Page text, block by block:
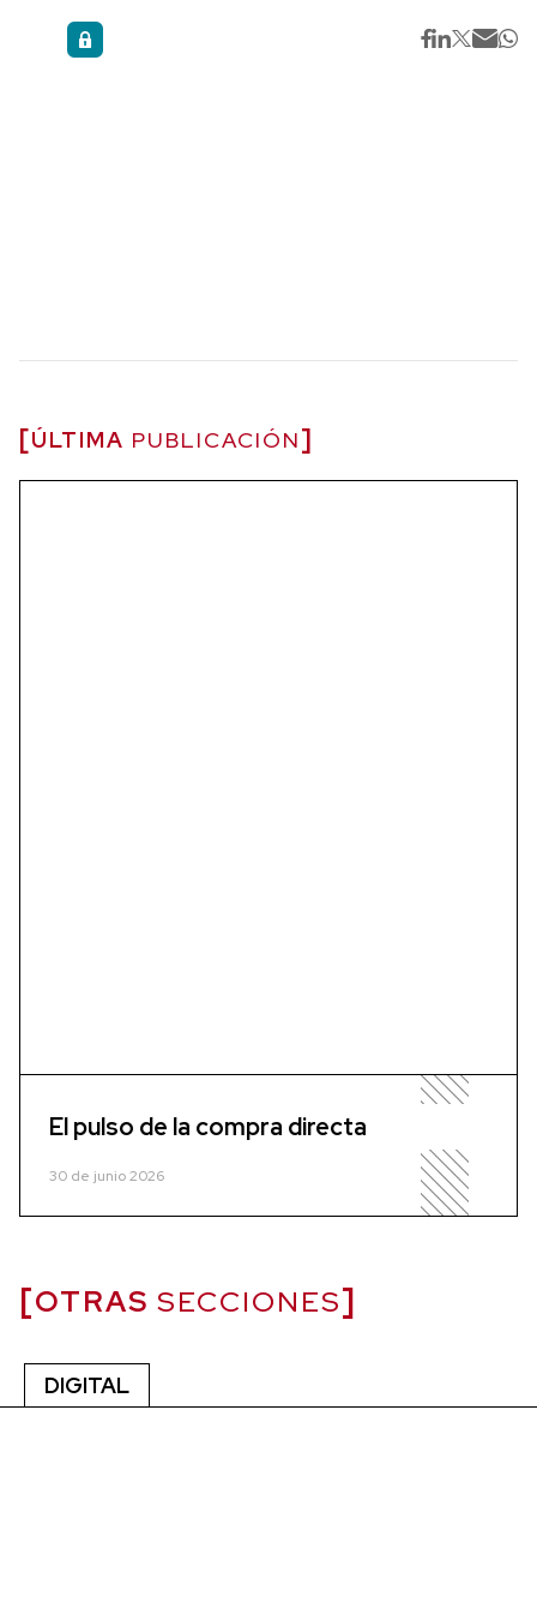
ÚLTIMA PUBLICACIÓN
El pulso de la compra directa
30 de junio 2026
OTRAS SECCIONES
DIGITAL